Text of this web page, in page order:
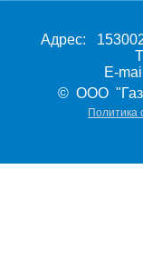
Адрес:
E-
© ООО
Политика